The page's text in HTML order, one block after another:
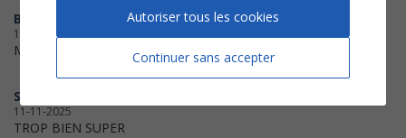
Boebey58
18-07-2026
Merci beaucoup !
SOF
11-11-2025
TROP BIEN SUPER
Continuer sans accepter
Autoriser tous les cookies